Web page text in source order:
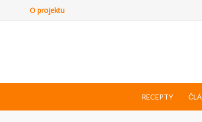
O projektu
RECEPTY